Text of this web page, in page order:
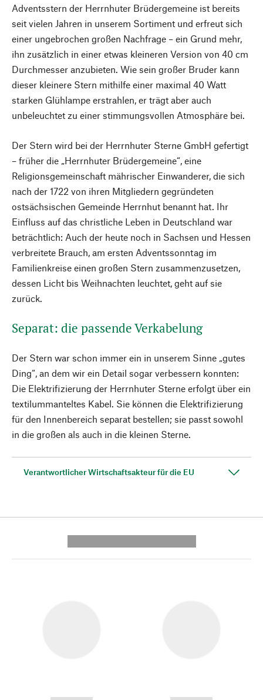
Adventsstern der Herrnhuter Brüdergemeine ist bereits
seit vielen Jahren in unserem Sortiment und erfreut sich
einer ungebrochen großen Nachfrage – ein Grund mehr,
ihn zusätzlich in einer etwas kleineren Version von 40 cm
Durchmesser anzubieten. Wie sein großer Bruder kann
dieser kleinere Stern mithilfe einer maximal 40 Watt
starken Glühlampe erstrahlen, er trägt aber auch
unbeleuchtet zu einer stimmungsvollen Atmosphäre bei.
Der Stern wird bei der Herrnhuter Sterne GmbH gefertigt
– früher die „Herrnhuter Brüdergemeine“, eine
Religionsgemeinschaft mährischer Einwanderer, die sich
nach der 1722 von ihren Mitgliedern gegründeten
ostsächsischen Gemeinde Herrnhut benannt hat. Ihr
Einfluss auf das christliche Leben in Deutschland war
beträchtlich: Auch der heute noch in Sachsen und Hessen
verbreitete Brauch, am ersten Adventssonntag im
Familienkreise einen großen Stern zusammenzusetzen,
dessen Licht bis Weihnachten leuchtet, geht auf sie
zurück.
Separat: die passende Verkabelung
Der Stern war schon immer ein in unserem Sinne „gutes
Ding“, an dem wir ein Detail sogar verbessern konnten:
Die Elektrifizierung der Herrnhuter Sterne erfolgt über ein
textilummanteltes Kabel. Sie können die Elektrifizierung
für den Innenbereich separat bestellen; sie passt sowohl
in die großen als auch in die kleinen Sterne.
Verantwortlicher Wirtschaftsakteur für die EU